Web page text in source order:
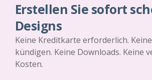
Erstellen Sie sofort
Designs
Keine Kreditkarte erforderlich.
kündigen. Keine Downloads. Keine
Kosten.